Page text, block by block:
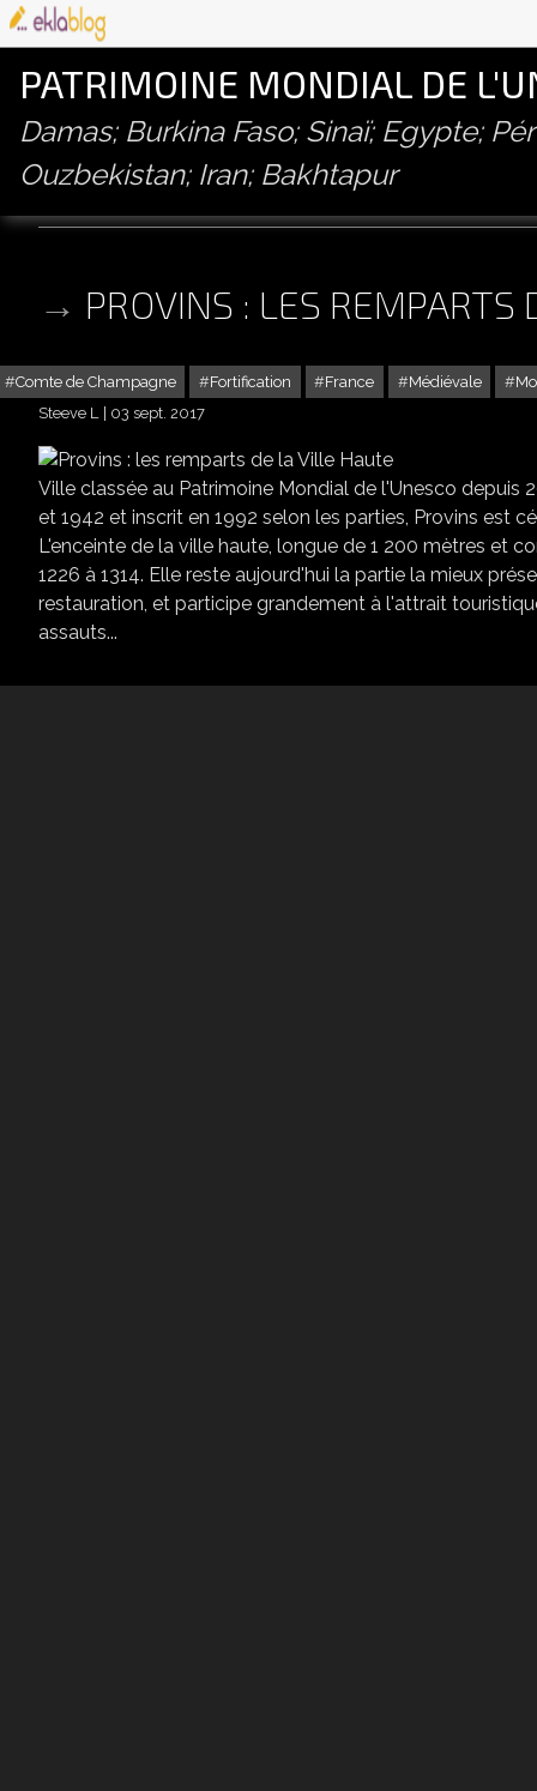
PATRIMOINE MONDIAL DE
Damas; Burkina Faso; Sinaï; Egypte;
Ouzbekistan; Iran; Bakhtapur
PROVINS : LES REMPARTS
Comte de Champagne Fortification France Médiévale
Steeve L
03 sept. 2017
Ville classée au Patrimoine Mondial de l'Unesco
et 1942 et inscrit en 1992 selon les parties, Provins est
L'enceinte de la ville haute, longue de 1 200 mètres et
1226 à 1314. Elle reste aujourd'hui la partie la mieux
restauration, et participe grandement à l'attrait
assauts...